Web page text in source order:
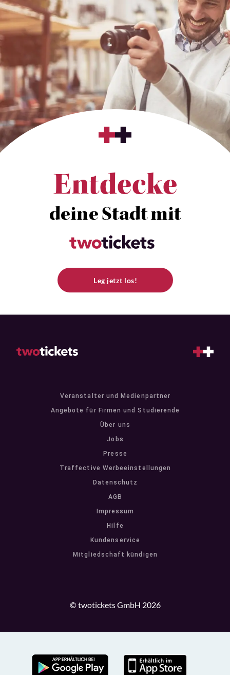
Entdecke
deine Stadt mit
Leg jetzt los!
Veranstalter und Medienpartner
Angebote für Firmen und Studierende
Über uns
Jobs
Presse
Traffective Werbeeinstellungen
Datenschutz
AGB
Impressum
Hilfe
Kundenservice
Mitgliedschaft kündigen
© twotickets GmbH 2026